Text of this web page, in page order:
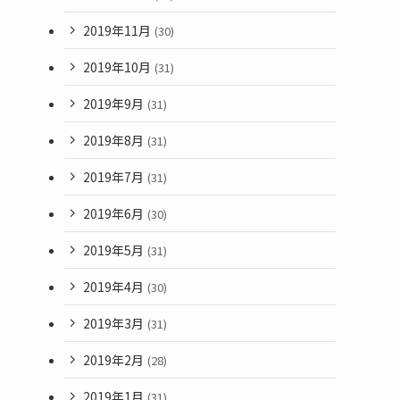
2019年11月 (30)
2019年10月 (31)
2019年9月 (31)
2019年8月 (31)
2019年7月 (31)
2019年6月 (30)
2019年5月 (31)
2019年4月 (30)
2019年3月 (31)
2019年2月 (28)
2019年1月